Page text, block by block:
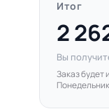
Итог
2
Вы
Заказ будет